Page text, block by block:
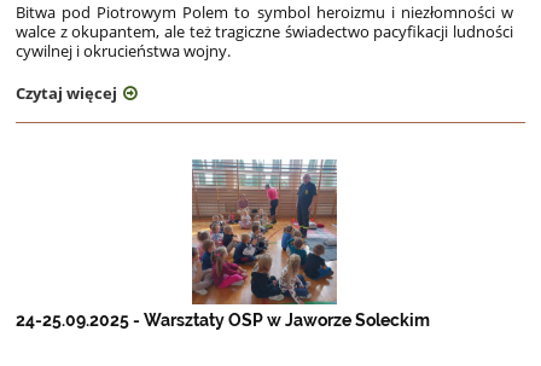
Bitwa pod Piotrowym Polem to symbol heroizmu i niezłomności w
walce z okupantem, ale też tragiczne świadectwo pacyfikacji ludności
cywilnej i okrucieństwa wojny.
Czytaj więcej
24-25.09.2025 - Warsztaty OSP w Jaworze Soleckim